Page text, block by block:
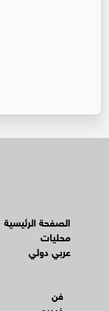
الصفحة الرئيسية
محليات
عربي دولي
فن